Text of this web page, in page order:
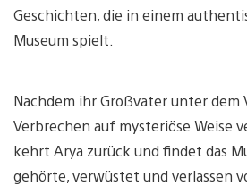
Geschichten, die in einem
Museum spielt.
Nachdem ihr Großvater unter
Verbrechen auf mysteriöse Weise
kehrt Arya zurück und findet das
gehörte, verwüstet und verlassen